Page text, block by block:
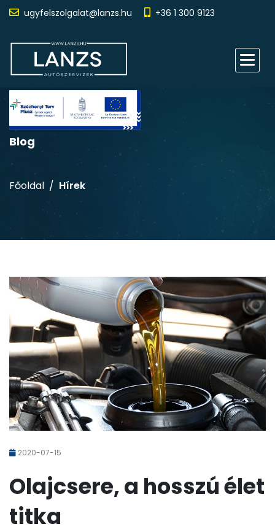
ugyfelszolgalat@lanzs.hu +36 1 300 9123
Blog
Főoldal Hírek
2020-07-15
Olajcsere, a hosszú élet
titka